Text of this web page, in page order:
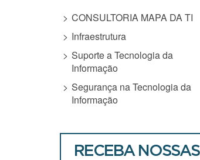
CONSULTORIA MAPA DA TI
Infraestrutura
Suporte a Tecnologia da
Informação
Segurança na Tecnologia da
Informação
RECEBA NOSSAS